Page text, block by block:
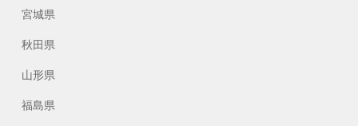
宮城県
秋田県
山形県
福島県